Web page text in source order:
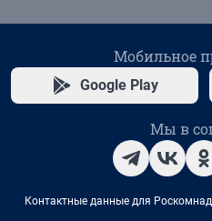
Мобильное
Google Play
Мы в
Контактные данные для